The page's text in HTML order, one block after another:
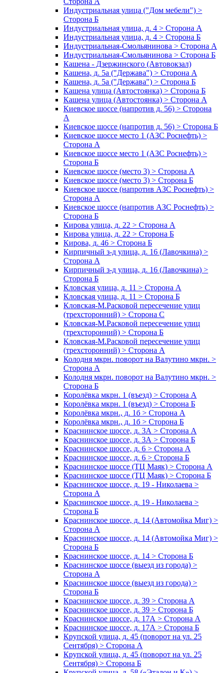
Индустриальная улица ("Дом мебели") >
Сторона Б
Индустриальная улица, д. 4 > Сторона А
Индустриальная улица, д. 4 > Сторона Б
Индустриальная-Смольянинова > Сторона А
Индустриальная-Смольянинова > Сторона Б
Кашена - Дзержинского (Автовокзал)
Кашена, д. 5а ("Держава") > Сторона А
Кашена, д. 5а ("Держава") > Сторона Б
Кашена улица (Автостоянка) > Сторона Б
Кашена улица (Автостоянка) > Сторона А
Киевское шоссе (напротив д. 56) > Сторона
А
Киевское шоссе (напротив д. 56) > Сторона Б
Киевское шоссе место 1 (АЗС Роснефть) >
Сторона А
Киевское шоссе место 1 (АЗС Роснефть) >
Сторона Б
Киевское шоссе (место 3) > Сторона А
Киевское шоссе (место 3) > Сторона Б
Киевское шоссе (напротив АЗС Роснефть) >
Сторона А
Киевское шоссе (напротив АЗС Роснефть) >
Сторона Б
Кирова улица, д. 22 > Сторона А
Кирова улица, д. 22 > Сторона Б
Кирова, д. 46 > Сторона Б
Кирпичный з-д улица, д. 16 (Лавочкина) >
Сторона А
Кирпичный з-д улица, д. 16 (Лавочкина) >
Сторона Б
Кловская улица, д. 11 > Сторона А
Кловская улица, д. 11 > Сторона Б
Кловская-М.Расковой пересечение улиц
(трехсторонний) > Сторона С
Кловская-М.Расковой пересечение улиц
(трехсторонний) > Сторона Б
Кловская-М.Расковой пересечение улиц
(трехсторонний) > Сторона А
Колодня мкрн. поворот на Валутино мкрн. >
Сторона А
Колодня мкрн. поворот на Валутино мкрн. >
Сторона Б
Королёвка мкрн. 1 (въезд) > Сторона А
Королёвка мкрн. 1 (въезд) > Сторона Б
Королёвка мкрн., д. 1б > Сторона А
Королёвка мкрн., д. 1б > Сторона Б
Краснинское шоссе, д. 3А > Сторона А
Краснинское шоссе, д. 3А > Сторона Б
Краснинское шоссе, д. 6 > Сторона А
Краснинское шоссе, д. 6 > Сторона Б
Краснинское шоссе (ТЦ Маяк) > Сторона А
Краснинское шоссе (ТЦ Маяк) > Сторона Б
Краснинское шоссе, д. 19 - Николаева >
Сторона А
Краснинское шоссе, д. 19 - Николаева >
Сторона Б
Краснинское шоссе, д. 14 (Автомойка Миг) >
Сторона А
Краснинское шоссе, д. 14 (Автомойка Миг) >
Сторона Б
Краснинское шоссе, д. 14 > Сторона Б
Краснинское шоссе (выезд из города) >
Сторона А
Краснинское шоссе (выезд из города) >
Сторона Б
Краснинское шоссе, д. 39 > Сторона А
Краснинское шоссе, д. 39 > Сторона Б
Краснинское шоссе, д. 17А > Сторона А
Краснинское шоссе, д. 17А > Сторона Б
Крупской улица, д. 45 (поворот на ул. 25
Сентября) > Сторона А
Крупской улица, д. 45 (поворот на ул. 25
Сентября) > Сторона Б